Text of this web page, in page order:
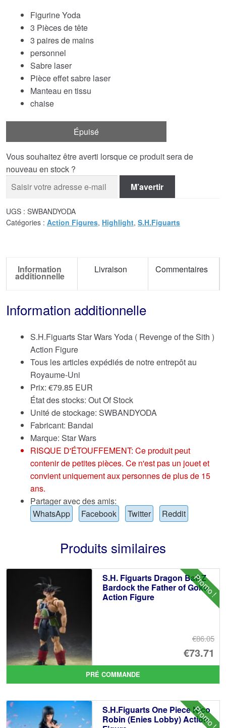
Figurine Yoda
3 Pièces de tête
3 paires de mains
personnel
Sabre laser
Pièce effet sabre laser
Manteau en tissu
chaise
Épuisé
Vous souhaitez être averti lorsque ce produit sera de
nouveau en stock ?
M’avertir
UGS : SWBANDYODA
Catégories : Action Figures, Highlight, S.H.Figuarts
Information
additionnelle
Livraison Commentaires
Information additionnelle
S.H.Figuarts Star Wars Yoda ( Revenge of the Sith )
Action Figure
Tous les articles expédiés de notre entrepôt au
Royaume-Uni
Prix: €79.85 EUR
État des stocks: Out Of Stock
Unité de stockage: SWBANDYODA
Fabricant: Bandai
Marque: Star Wars
RISQUE D'ÉTOUFFEMENT: Ce produit peut
contenir de petites pièces. Ce n'est pas un jouet et
convient uniquement aux personnes de plus de 15
ans.
Partager avec des amis:
WhatsApp
Facebook Twitter Reddit
Produits similaires
Promo !
S.H. Figuarts Dragon Ball Z
Bardock the Father of Goku
Action Figure
€86.05
€73.71
Le
PRÉ COMMANDE
Promo !
S.H.Figuarts One Piece Nico
Robin (Enies Lobby) Action